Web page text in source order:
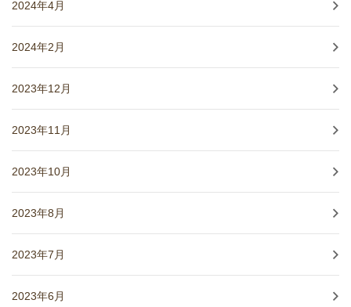
2024年4月
2024年2月
2023年12月
2023年11月
2023年10月
2023年8月
2023年7月
2023年6月